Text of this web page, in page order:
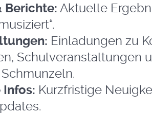
Berichte: Aktuelle
Einladungen zu
Schulveranstaltungen
Kurzfristige